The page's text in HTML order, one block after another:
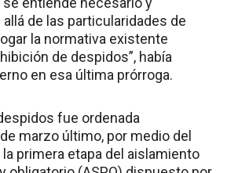
de las particularidades de
la normativa existente
de despidos”, había
en esa última prórroga.
fue ordenada
marzo último, por medio del
la primera etapa del aislamiento